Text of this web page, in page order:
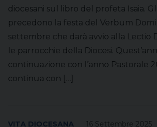
diocesani sul libro del profeta Isaia.
precedono la festa del Verbum
settembre che darà avvio alla Lectio
le parrocchie della Diocesi.
continuazione con l’anno Pastorale
continua con […]
16 Settembre 2025
VITA DIOCESANA